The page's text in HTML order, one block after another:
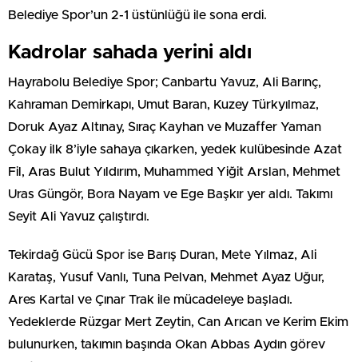
Belediye Spor’un 2-1 üstünlüğü ile sona erdi.
Kadrolar sahada yerini aldı
Hayrabolu Belediye Spor; Canbartu Yavuz, Ali Barınç,
Kahraman Demirkapı, Umut Baran, Kuzey Türkyılmaz,
Doruk Ayaz Altınay, Sıraç Kayhan ve Muzaffer Yaman
Çokay ilk 8’iyle sahaya çıkarken, yedek kulübesinde Azat
Fil, Aras Bulut Yıldırım, Muhammed Yiğit Arslan, Mehmet
Uras Güngör, Bora Nayam ve Ege Başkır yer aldı. Takımı
Seyit Ali Yavuz çalıştırdı.
Tekirdağ Gücü Spor ise Barış Duran, Mete Yılmaz, Ali
Karataş, Yusuf Vanlı, Tuna Pelvan, Mehmet Ayaz Uğur,
Ares Kartal ve Çınar Trak ile mücadeleye başladı.
Yedeklerde Rüzgar Mert Zeytin, Can Arıcan ve Kerim Ekim
bulunurken, takımın başında Okan Abbas Aydın görev